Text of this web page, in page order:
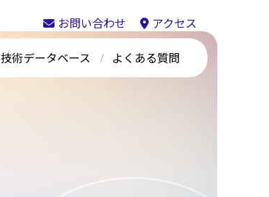
アクセス
お問い合わせ
技術データベース よくある質問